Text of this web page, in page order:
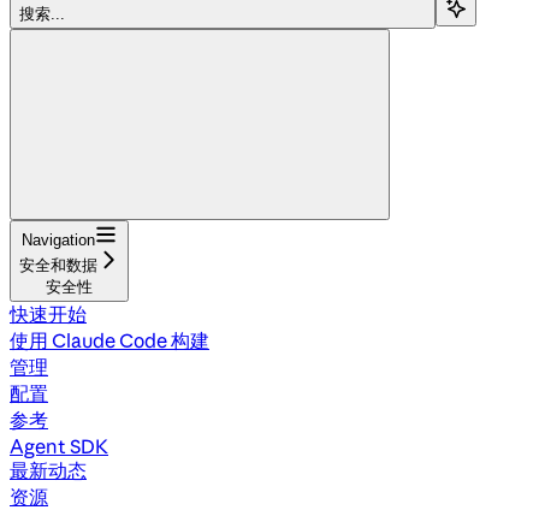
搜索...
Navigation
安全和数据
安全性
快速开始
使用 Claude Code 构建
管理
配置
参考
Agent SDK
最新动态
资源